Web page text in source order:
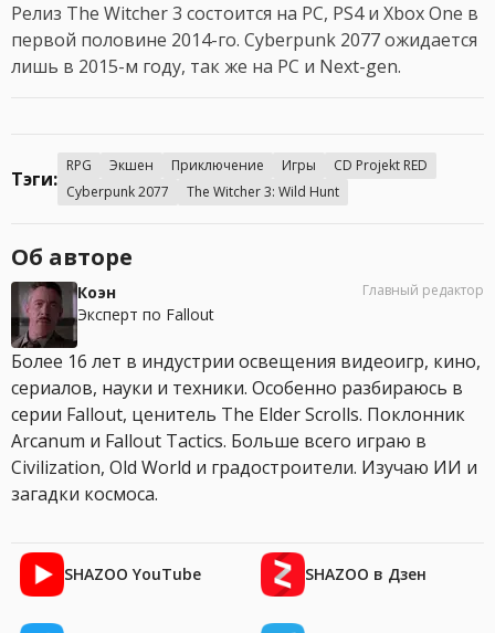
Релиз The Witcher 3 состоится на PC, PS4 и Xbox One в
первой половине 2014-го. Cyberpunk 2077 ожидается
лишь в 2015-м году, так же на PC и Next-gen.
Тэги:
RPG Экшен Приключение Игры
CD Projekt RED
Cyberpunk 2077
The Witcher 3: Wild Hunt
Об авторе
Коэн
Эксперт по Fallout
Главный редактор
Более 16 лет в индустрии освещения видеоигр, кино,
сериалов, науки и техники. Особенно разбираюсь в
серии Fallout, ценитель The Elder Scrolls. Поклонник
Arcanum и Fallout Tactics. Больше всего играю в
Civilization, Old World и градостроители. Изучаю ИИ и
загадки космоса.
SHAZOO YouTube SHAZOO в Дзен